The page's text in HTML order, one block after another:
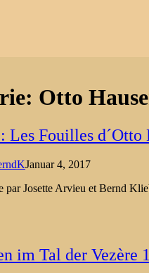
Otto
Fouilles d´Otto
Januar 4, 2017
par Josette Arvieu et Bernd
im Tal der Vezère